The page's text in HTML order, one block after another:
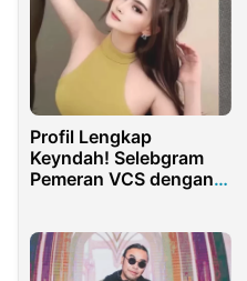
Profil Lengkap
Keyndah! Selebgram
Pemeran VCS dengan